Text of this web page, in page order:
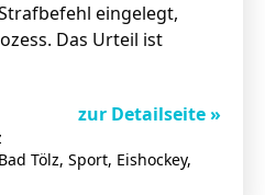
eingelegt,
Das Urteil ist
zur Detailseite »
Tölz, Sport, Eishockey,